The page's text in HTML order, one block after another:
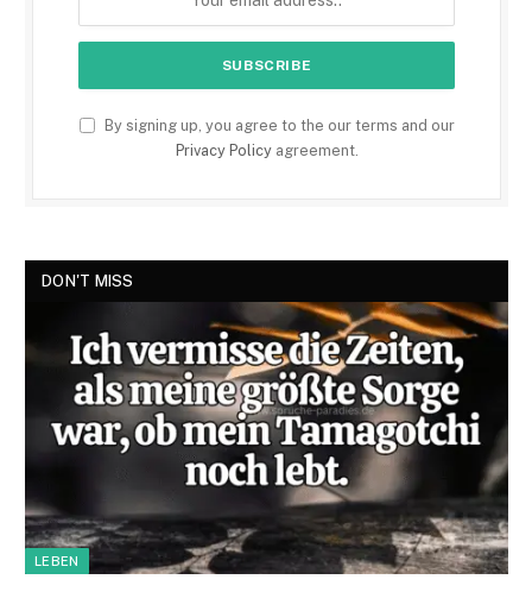
By signing up, you agree to the our terms and our
Privacy Policyagreement.
DON'T MISS
LEBEN